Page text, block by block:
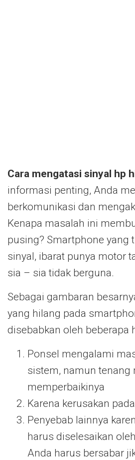
Cara mengatasi sinyal hp
informasi penting, Anda
berkomunikasi dan
Kenapa masalah ini
pusing? Smartphone yang
sinyal, ibarat punya motor
sia – sia tidak berguna.
Sebagai gambaran
yang hilang pada
disebabkan oleh
Ponsel mengalami
sistem, namun tenang
memperbaikinya
Karena kerusakan
Penyebab lainnya
harus diselesaikan
Anda harus bersabar